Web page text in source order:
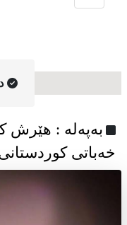
به‌په‌له‌ : هێرش
خەباتی